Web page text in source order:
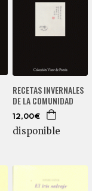
RECETAS INVERNALES
DE LA COMUNIDAD
12,00€
disponible